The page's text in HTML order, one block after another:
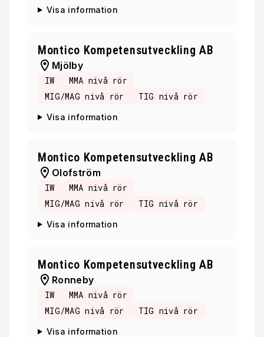
Visa information
Montico Kompetensutveckling AB
Mjölby
IW
MMA nivå rör
MIG/MAG nivå rör
TIG nivå rör
Visa information
Montico Kompetensutveckling AB
Olofström
IW
MMA nivå rör
MIG/MAG nivå rör
TIG nivå rör
Visa information
Montico Kompetensutveckling AB
Ronneby
IW
MMA nivå rör
MIG/MAG nivå rör
TIG nivå rör
Visa information